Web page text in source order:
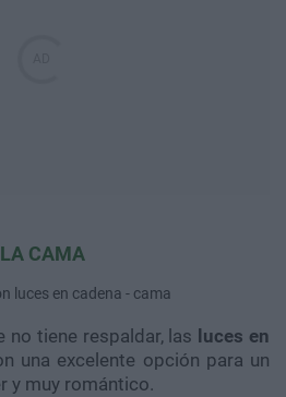
CAMA
no tiene respaldar, las luces en
una excelente opción para un
y muy romántico.